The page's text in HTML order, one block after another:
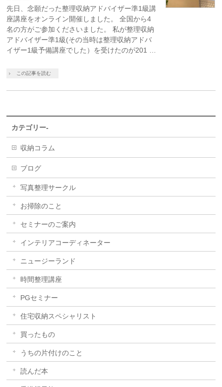
先日、念願だった整理収納アドバイザー準1級講
座講座をオンライン開催しました。 全国から4
名の方がご参加くださいました。 私が整理収納
アドバイザー準1級(その当時は整理収納アドバ
イザー1級予備講座でした）を受けたのが201 …
この記事を読む
カテゴリー-
収納コラム
ブログ
写真整理サークル
お掃除のこと
セミナーのご案内
インテリアコーディネーター
ニュージーランド
時間整理講座
PGセミナー
住宅収納スペシャリスト
買ったもの
うちの片付けのこと
読んだ本